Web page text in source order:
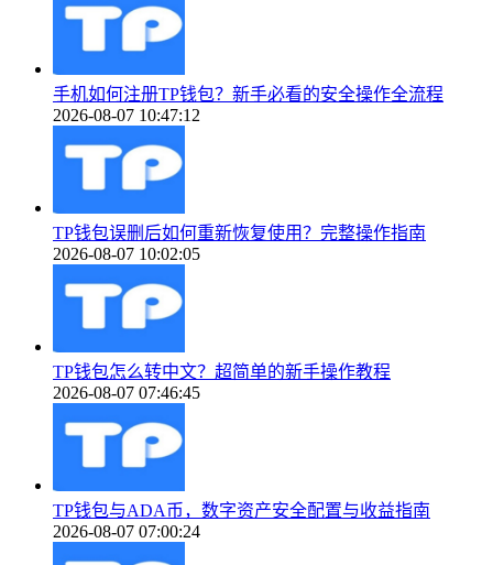
手机如何注册TP钱包？新手必看的安全操作全流程
2026-08-07 10:47:12
TP钱包误删后如何重新恢复使用？完整操作指南
2026-08-07 10:02:05
TP钱包怎么转中文？超简单的新手操作教程
2026-08-07 07:46:45
TP钱包与ADA币，数字资产安全配置与收益指南
2026-08-07 07:00:24